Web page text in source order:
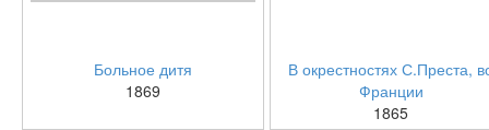
Больное дитя
1869
В окрестностях С.Преста,
Франции
1865